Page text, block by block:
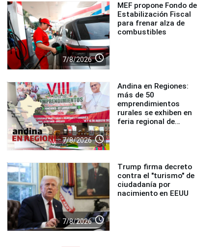
7/8/2026 access_time
MEF propone Fondo de
Estabilización Fiscal
para frenar alza de
combustibles
7/8/2026 access_time
Andina en Regiones:
más de 50
emprendimientos
rurales se exhiben en
feria regional de
7/8/2026 access_time
Trump firma decreto
contra el "turismo" de
ciudadanía por
nacimiento en EEUU